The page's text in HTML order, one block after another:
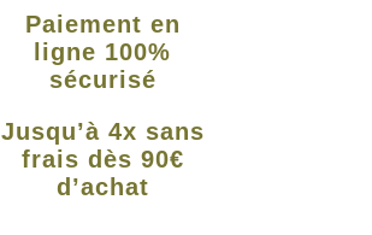
Paiement en
ligne 100%
sécurisé
Jusqu’à 4x sans
frais dès 90€
d’achat